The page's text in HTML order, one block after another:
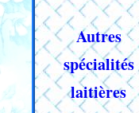
Autres
spécialités
laitières